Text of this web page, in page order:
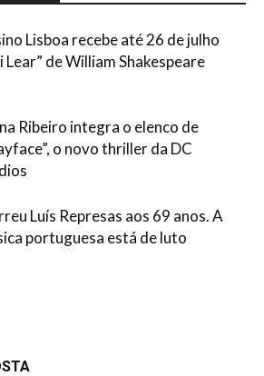
Lisboa recebe até 26 de julho
Lear” de William Shakespeare
Ribeiro integra o elenco de
o novo thriller da DC
Luís Represas aos 69 anos. A
portuguesa está de luto